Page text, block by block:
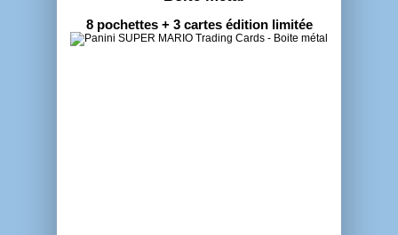
8 pochettes + 3 cartes édition limitée